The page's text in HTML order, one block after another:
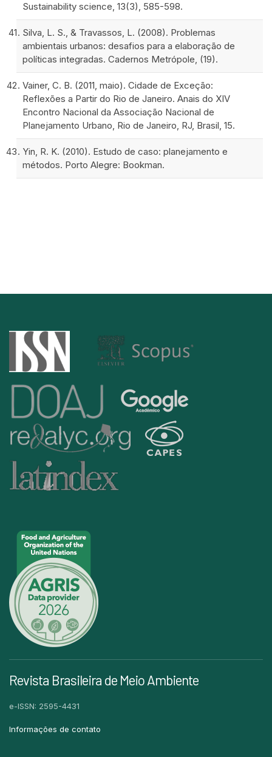
Sustainability science, 13(3), 585-598.
Silva, L. S., & Travassos, L. (2008). Problemas
ambientais urbanos: desafios para a elaboração de
políticas integradas. Cadernos Metrópole, (19).
Vainer, C. B. (2011, maio). Cidade de Exceção:
Reflexões a Partir do Rio de Janeiro. Anais do XIV
Encontro Nacional da Associação Nacional de
Planejamento Urbano, Rio de Janeiro, RJ, Brasil, 15.
Yin, R. K. (2010). Estudo de caso: planejamento e
métodos. Porto Alegre: Bookman.
Revista Brasileira de Meio Ambiente
e-ISSN: 2595-4431
Informações de contato